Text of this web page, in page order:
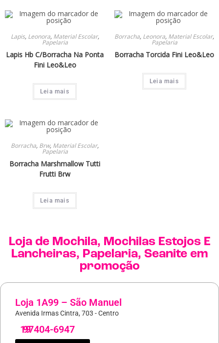
Lapis, Leonora, Material Escolar,
Papelaria
Lapis Hb C/Borracha Na Ponta
Fini Leo&Leo
Leia mais
Borracha, Leonora, Material Escolar,
Papelaria
Borracha Torcida Fini Leo&Leo
Leia mais
Borracha, Brw, Material Escolar,
Papelaria
Borracha Marshmallow Tutti
Frutti Brw
Leia mais
Loja de Mochila, Mochilas Estojos E
Lancheiras, Papelaria, Seanite em
promoção
Loja 1A99 – São Manuel
Avenida Irmas Cintra, 703 - Centro
19
97404-6947